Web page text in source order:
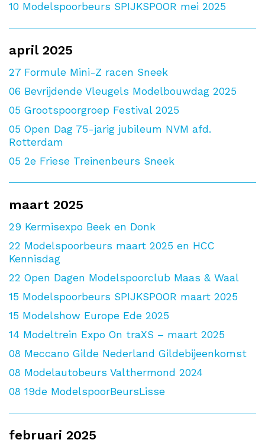
10 Modelspoorbeurs SPIJKSPOOR mei 2025
april 2025
27 Formule Mini-Z racen Sneek
06 Bevrijdende Vleugels Modelbouwdag 2025
05 Grootspoorgroep Festival 2025
05 Open Dag 75-jarig jubileum NVM afd.
Rotterdam
05 2e Friese Treinenbeurs Sneek
maart 2025
29 Kermisexpo Beek en Donk
22 Modelspoorbeurs maart 2025 en HCC
Kennisdag
22 Open Dagen Modelspoorclub Maas & Waal
15 Modelspoorbeurs SPIJKSPOOR maart 2025
15 Modelshow Europe Ede 2025
14 Modeltrein Expo On traXS – maart 2025
08 Meccano Gilde Nederland Gildebijeenkomst
08 Modelautobeurs Valthermond 2024
08 19de ModelspoorBeursLisse
februari 2025